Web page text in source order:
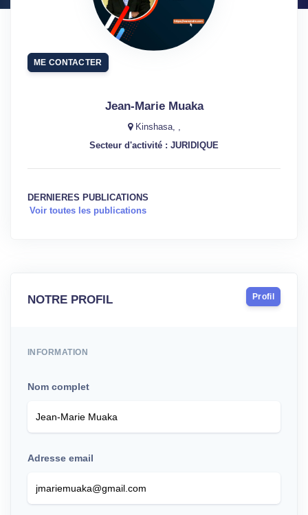
ME CONTACTER
Jean-Marie Muaka
Kinshasa, ,
Secteur d'activité : JURIDIQUE
DERNIERES PUBLICATIONS
Voir toutes les publications
NOTRE PROFIL Profil
INFORMATION
Nom complet
Adresse email